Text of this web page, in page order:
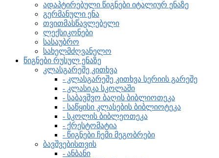
ადაპტირებული წიგნები იტალიურ ენაზე
გერმანული ენა
თვითმასწავლებელი
ლექსიკონები
სასაუბრო
სახელმძღვანელო
წიგნები რუსულ ენაზე
კლასგარეშე კითხვა
- კლასგარეშე კითხვა სერიის გარეშე
- კლასიკა სკოლაში
- საბავშვო ბაღის ბიბლიოთეკა
- საწყისი კლასების ბიბლიოტეკა
- სკოლის ბიბლეოთეკა
- ქრესტომატია
- წიგნები ჩემი მეგობრები
ბავშვებისთვის
- ანბანი